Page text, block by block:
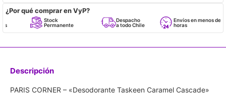
¿Por qué comprar en VyP?
Stock
Permanente
Despacho
a todo Chile
Envíos en menos de 24
horas
Descripción
PARIS CORNER – «Desodorante Taskeen Caramel Cascade»